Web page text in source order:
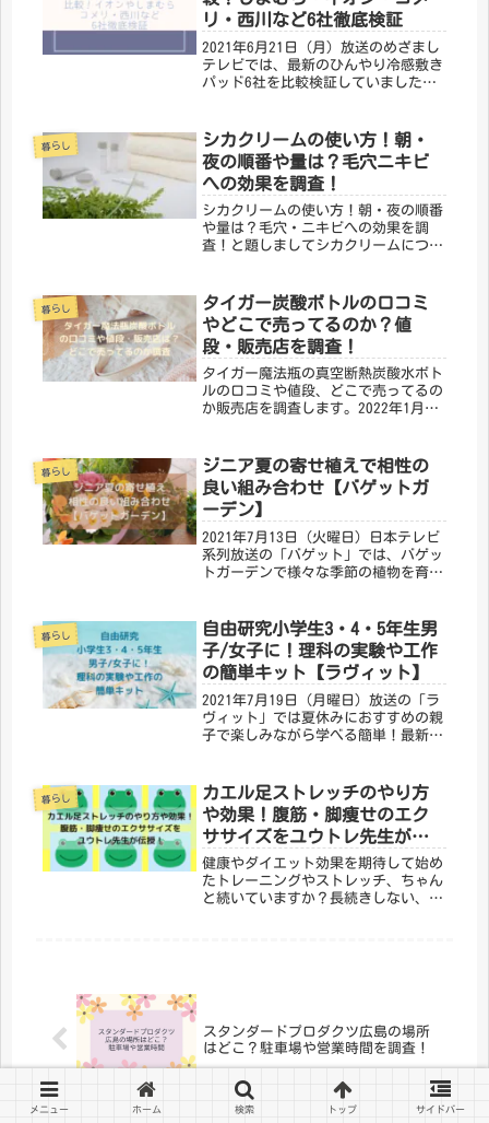
リ・西川など6社徹底検証
2021年6月21日（月）放送のめざまし
テレビでは、最新のひんやり冷感敷き
パッド6社を比較検証していました。6
TEMPURです。ジメジメして寝付けな
いそんな寝苦しい夜の悩みを...
暮らし
シカクリームの使い方！朝・
夜の順番や量は？毛穴ニキビ
への効果を調査！
シカクリームの使い方！朝・夜の順番
や量は？毛穴・ニキビへの効果を調
査！と題しましてシカクリームについ
ーム」シカクリームは「肌再生クリー
ム」とも言われ、毎日使うことでお肌
の様...
暮らし
タイガー炭酸ボトルの口コミ
やどこで売ってるのか？値
段・販売店を調査！
タイガー魔法瓶の真空断熱炭酸水ボト
ルの口コミや値段、どこで売ってるの
か販売店を調査します。2022年1月21
た。今までありそうでなかった炭酸の
飲み物が長時間持ち歩けるという
炭...
暮らし
ジニア夏の寄せ植えで相性の
良い組み合わせ【バゲットガ
ーデン】
2021年7月13日（火曜日）日本テレビ
系列放送の「バゲット」では、バゲッ
トガーデンで様々な季節の植物を育て
に、番組では夏を楽しむ素敵な庭づく
りを教えてくれました。今回は初
心...
暮らし
自由研究小学生3・4・5年生男
子/女子に！理科の実験や工作
の簡単キット【ラヴィット】
2021年7月19日（月曜日）放送の「ラ
ヴィット」では夏休みにおすすめの親
子で楽しみながら学べる簡単！最新自
が設けられバラエティ豊かな自由研究
キットが続々登場しています。特...
暮らし
カエル足ストレッチのやり方
や効果！腹筋・脚痩せのエク
ササイズをユウトレ先生が伝
授！
健康やダイエット効果を期待して始め
たトレーニングやストレッチ、ちゃん
と続いていますか？長続きしない、
スタンダードプロダクツ広島の場所
はどこ？駐車場や営業時間を調査！
メニュー ホーム 検索 トップ サイドバー